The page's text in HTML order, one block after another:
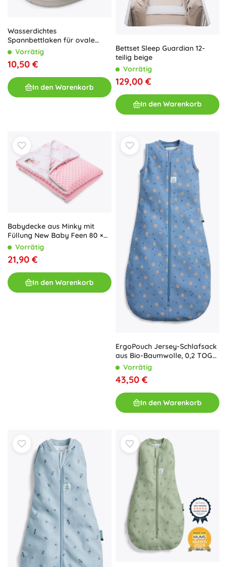
Wasserdichtes
Spannbettlaken für ovale
Wiege 84 × 50, weiß,
Petite&Mars
Vorrätig
10,50 €
In den Warenkorb
Bettset Sleep Guardian 12-
teilig beige
Vorrätig
129,00 €
In den Warenkorb
Babydecke aus Minky mit
Füllung New Baby Feen 80 ×
100 cm
Vorrätig
21,90 €
In den Warenkorb
ErgoPouch Jersey-Schlafsack
aus Bio-Baumwolle, 0,2 TOG
(8–24 Monate)
Vorrätig
43,50 €
In den Warenkorb